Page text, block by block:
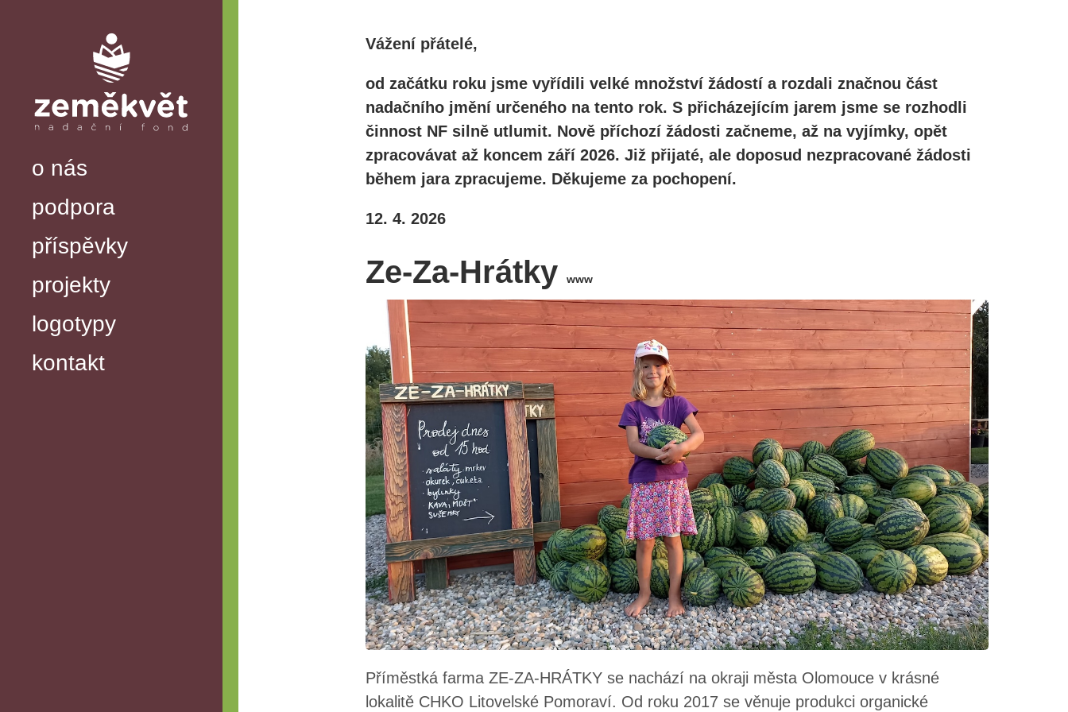
o nás
podpora
příspěvky
projekty
logotypy
kontakt
Vážení přátelé,
od začátku roku jsme vyřídili velké množství žádostí a rozdali značnou část
nadačního jmění určeného na tento rok. S přicházejícím jarem jsme se rozhodli
činnost NF silně utlumit. Nově příchozí žádosti začneme, až na vyjímky, opět
zpracovávat až koncem září 2026. Již přijaté, ale doposud nezpracované žádosti
během jara zpracujeme. Děkujeme za pochopení.
12. 4. 2026
Ze-Za-Hrátky www
Příměstká farma ZE-ZA-HRÁTKY se nachází na okraji města Olomouce v krásné
lokalitě CHKO Litovelské Pomoraví. Od roku 2017 se věnuje produkci organické